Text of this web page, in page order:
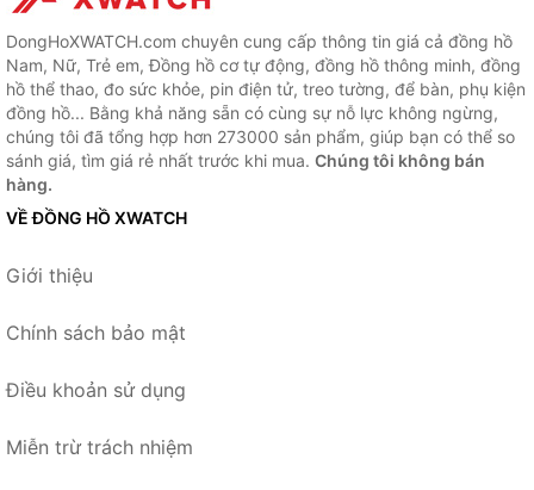
DongHoXWATCH.com chuyên cung cấp thông tin giá cả đồng hồ
Nam, Nữ, Trẻ em, Đồng hồ cơ tự động, đồng hồ thông minh, đồng
hồ thể thao, đo sức khỏe, pin điện tử, treo tường, để bàn, phụ kiện
đồng hồ... Bằng khả năng sẵn có cùng sự nỗ lực không ngừng,
chúng tôi đã tổng hợp hơn 273000 sản phẩm, giúp bạn có thể so
sánh giá, tìm giá rẻ nhất trước khi mua. Chúng tôi không bán
hàng.
VỀ ĐỒNG HỒ XWATCH
Giới thiệu
Chính sách bảo mật
Điều khoản sử dụng
Miễn trừ trách nhiệm